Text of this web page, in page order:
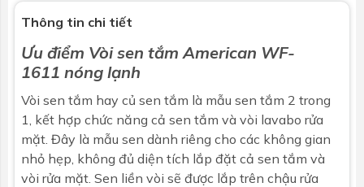
Thông tin chi tiết
Ưu điểm Vòi sen tắm American WF-
1611 nóng lạnh
Vòi sen tắm hay củ sen tắm là mẫu sen tắm 2 trong
1, kết hợp chức năng cả sen tắm và vòi lavabo rửa
mặt. Đây là mẫu sen dành riêng cho các không gian
nhỏ hẹp, không đủ diện tích lắp đặt cả sen tắm và
vòi rửa mặt. Sen liền vòi sẽ được lắp trên chậu rửa